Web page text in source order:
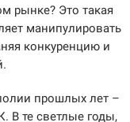
рынке? Это такая
манипулировать
конкуренцию и
прошлых лет –
В те светлые годы,